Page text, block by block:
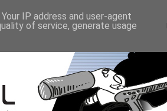
IP address and user-agent
of service, generate usage